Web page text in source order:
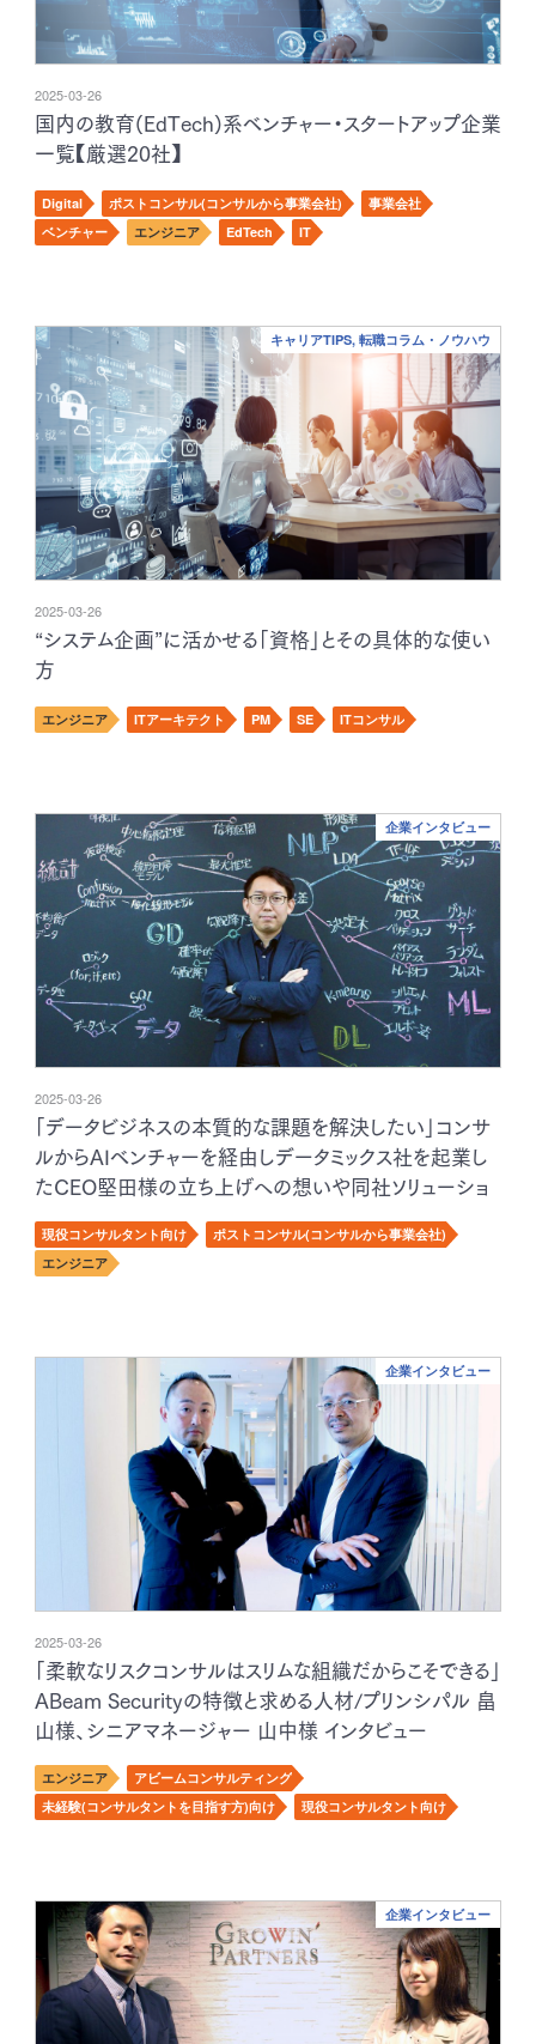
2025-03-26
国内の教育(EdTech)系ベンチャー・スタートアップ企業
一覧【厳選20社】
Digital ポストコンサル(コンサルから事業会社)
事業会社
ベンチャー
エンジニア EdTech IT
キャリアTIPS, 転職コラム・ノウハウ
2025-03-26
“システム企画”に活かせる「資格」とその具体的な使い
方
エンジニア ITアーキテクト PM SE ITコンサル
企業インタビュー
2025-03-26
「データビジネスの本質的な課題を解決したい」コンサ
ルからAIベンチャーを経由しデータミックス社を起業し
たCEO堅田様の立ち上げへの想いや同社ソリューショ
ンの特徴
現役コンサルタント向け
ポストコンサル(コンサルから事業会社)
エンジニア
企業インタビュー
2025-03-26
「柔軟なリスクコンサルはスリムな組織だからこそできる」
ABeam Securityの特徴と求める人材/プリンシパル 畠
山様、シニアマネージャー 山中様 インタビュー
エンジニア
アビームコンサルティング
未経験(コンサルタントを目指す方)向け
現役コンサルタント向け
企業インタビュー